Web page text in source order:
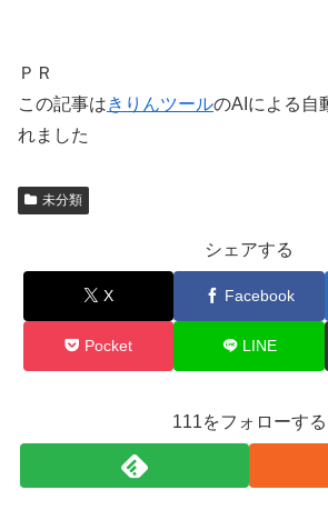
ＰＲ
この記事はきりんツールのAIによる自
れました
未分類
シェアする
X Facebook
Pocket LINE
111をフォローする